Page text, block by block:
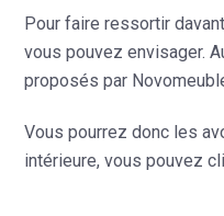
Pour faire ressortir
vous pouvez envisager.
proposés par
Vous pourrez donc les
intérieure, vous pouvez